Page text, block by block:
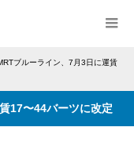
ブルーライン、7月3日に運賃
17〜44バーツに改定